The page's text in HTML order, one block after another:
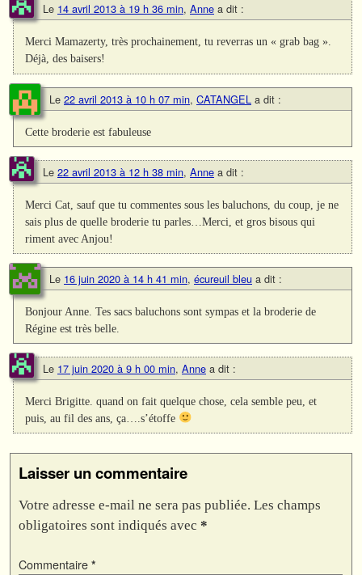
Le 14 avril 2013 à 19 h 36 min, Anne a dit :
Merci Mamazerty, très prochainement, tu reverras un « grab bag ».
Déjà, des baisers!
Le 22 avril 2013 à 10 h 07 min, CATANGEL a dit :
Cette broderie est fabuleuse
Le 22 avril 2013 à 12 h 38 min, Anne a dit :
Merci Cat, sauf que tu commentes sous les baluchons, du coup, je ne
sais plus de quelle broderie tu parles…Merci, et gros bisous qui
riment avec Anjou!
Le 16 juin 2020 à 14 h 41 min, écureuil bleu a dit :
Bonjour Anne. Tes sacs baluchons sont sympas et la broderie de
Régine est très belle.
Le 17 juin 2020 à 9 h 00 min, Anne a dit :
Merci Brigitte. quand on fait quelque chose, cela semble peu, et
puis, au fil des ans, ça….s’étoffe
Laisser un commentaire
Votre adresse e-mail ne sera pas publiée. Les champs
obligatoires sont indiqués avec *
Commentaire *